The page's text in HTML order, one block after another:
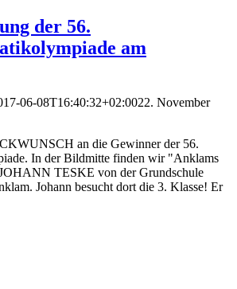
der 56.
am
06-08T16:40:32+02:0022. November
an die Gewinner der 56.
In der Bildmitte finden wir "Anklams
TESKE von der Grundschule
Johann besucht dort die 3. Klasse! Er